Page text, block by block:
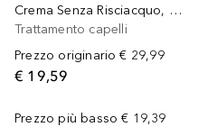
Crema Senza Risciacquo, Per Tutti i Tipi di Capelli Danneggiati, Termoprotettore, Aiuta a Riparare i Danni e Ripristina la Forza
Trattamento capelli
Prezzo originario € 29,99
€ 19,59
Prezzo più basso € 19,39